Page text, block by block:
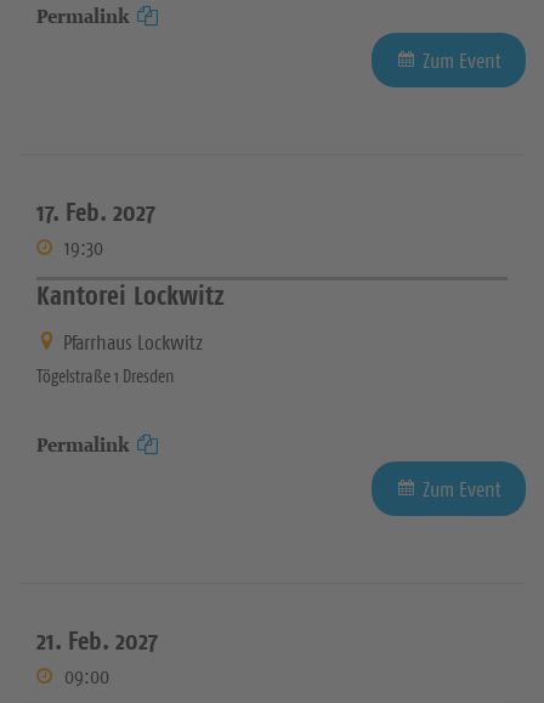
Permalink
Zum Event
17. Feb. 2027
19:30
Kantorei Lockwitz
Pfarrhaus Lockwitz
Tögelstraße 1 Dresden
Permalink
Zum Event
21. Feb. 2027
09:00